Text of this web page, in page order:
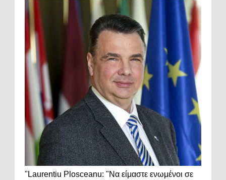
"Laurentiu Plosceanu: "Να είμαστε ενωμένοι σε